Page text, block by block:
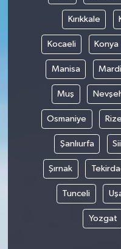
Kırıkkale
Kocaeli Konya
Manisa
Muş
Osmaniye Rize
Şanlıurfa
Şırnak
Tunceli
Yozgat